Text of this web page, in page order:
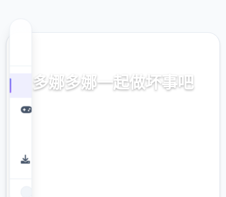
多娜多娜一起做坏事吧
官方中文，中文下载，中文入口，官网入口，